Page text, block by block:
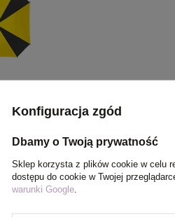
Poliester
Konfiguracja zgód
Dbamy o Twoją prywatność
Sklep korzysta z plików cookie w celu
dostępu do cookie w Twojej
warunki Google